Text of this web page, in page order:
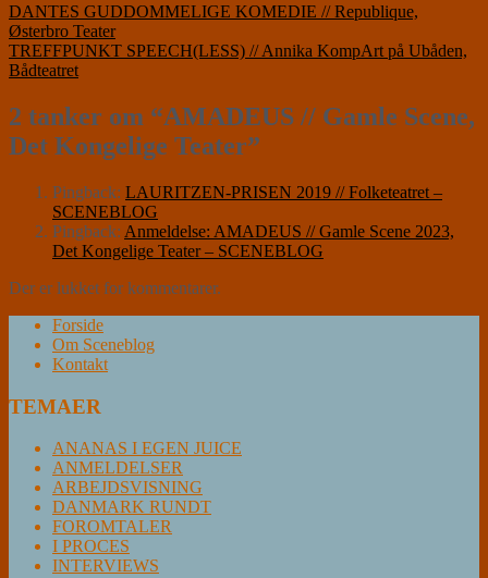
Indlægsnavigation
DANTES GUDDOMMELIGE KOMEDIE // Republique,
Østerbro Teater
TREFFPUNKT SPEECH(LESS) // Annika KompArt på Ubåden,
Bådteatret
2 tanker om “AMADEUS // Gamle Scene,
Det Kongelige Teater”
Pingback: LAURITZEN-PRISEN 2019 // Folketeatret –
SCENEBLOG
Pingback: Anmeldelse: AMADEUS // Gamle Scene 2023,
Det Kongelige Teater – SCENEBLOG
Der er lukket for kommentarer.
Forside
Om Sceneblog
Kontakt
TEMAER
ANANAS I EGEN JUICE
ANMELDELSER
ARBEJDSVISNING
DANMARK RUNDT
FOROMTALER
I PROCES
INTERVIEWS